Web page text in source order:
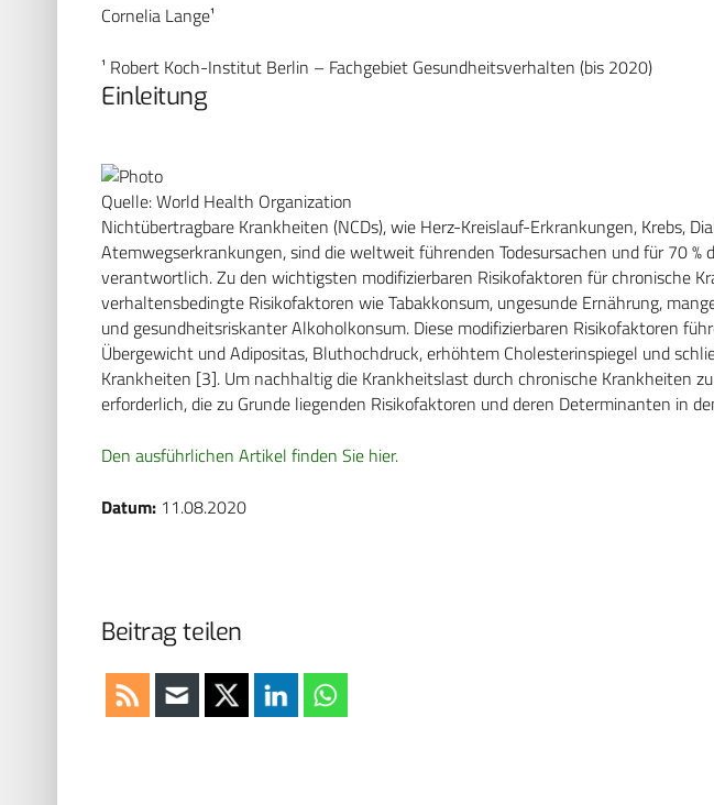
Cornelia Lange¹
¹ Robert Koch-Institut Berlin – Fachgebiet Gesundheitsverhalten (bis 2020)
Einleitung
Quelle: World Health Organization
Nichtübertragbare Krankheiten (NCDs), wie Herz-Kreislauf-Erkrankungen, Krebs,
Atemwegserkrankungen, sind die weltweit führenden Todesursachen und für 70 %
verantwortlich. Zu den wichtigsten modifizierbaren Risikofaktoren für chronische
verhaltensbedingte Risikofaktoren wie Tabakkonsum, ungesunde Ernährung,
und gesundheitsriskanter Alkoholkonsum. Diese modifizierbaren Risikofaktoren
Übergewicht und Adipositas, Bluthochdruck, erhöhtem Cholesterinspiegel und
Krankheiten [3]. Um nachhaltig die Krankheitslast durch chronische Krankheiten
erforderlich, die zu Grunde liegenden Risikofaktoren und deren Determinanten in
Den ausführlichen Artikel finden Sie hier.
Datum: 11.08.2020
Beitrag teilen